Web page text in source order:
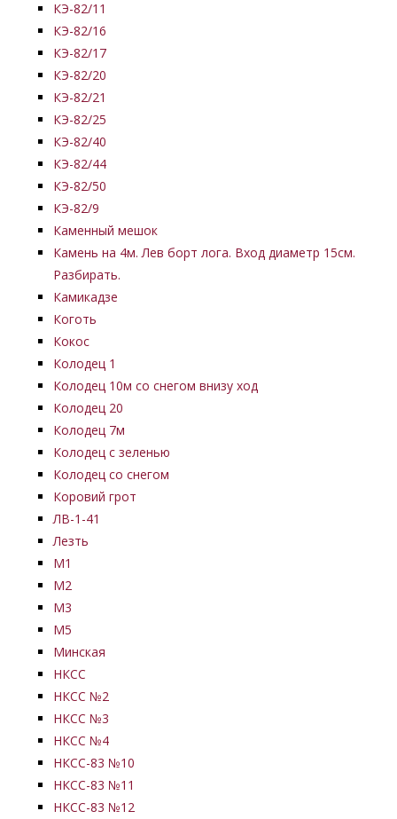
КЭ-82/11
КЭ-82/16
КЭ-82/17
КЭ-82/20
КЭ-82/21
КЭ-82/25
КЭ-82/40
КЭ-82/44
КЭ-82/50
КЭ-82/9
Каменный мешок
Камень на 4м. Лев борт лога. Вход диаметр 15см.
Разбирать.
Камикадзе
Коготь
Кокос
Колодец 1
Колодец 10м со снегом внизу ход
Колодец 20
Колодец 7м
Колодец с зеленью
Колодец со снегом
Коровий грот
ЛВ-1-41
Лезть
М1
М2
М3
М5
Минская
НКСС
НКСС №2
НКСС №3
НКСС №4
НКСС-83 №10
НКСС-83 №11
НКСС-83 №12